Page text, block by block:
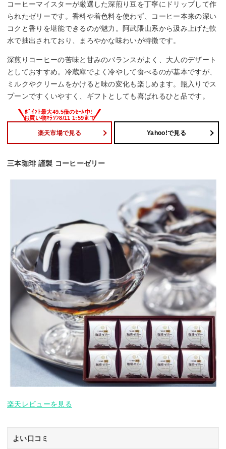
コーヒーマイスターが厳選した深煎り豆を丁寧にドリップして作
られたゼリーです。香料や着色料を使わず、コーヒー本来の深い
コクと香りを堪能できるのが魅力。阿武隈山系から汲み上げた軟
水で抽出されており、まろやかな味わいが特徴です。
深煎りコーヒーの苦味と甘みのバランスがよく、大人のデザート
としておすすめ。冷蔵庫でよく冷やして食べるのが基本ですが、
ミルクやクリームをかけると味の変化も楽しめます。瓶入りでス
プーンですくいやすく、ギフトとしても喜ばれるひと品です。
楽天市場で見る Yahoo!で見る
三本珈琲 謹製 コーヒーゼリー
楽天レビューを見る
よい口コミ